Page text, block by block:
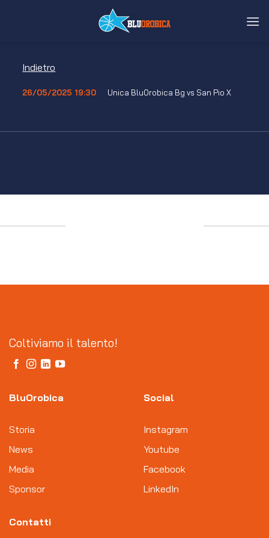
Indietro
26/05/2025 19:30 Unica BluOrobica Bg vs San Pio X
Coltiviamo il talento!
BluOrobica
Storia
News
Media
Sponsor
Social
Instagram
Youtube
Facebook
LinkedIn
Contatti